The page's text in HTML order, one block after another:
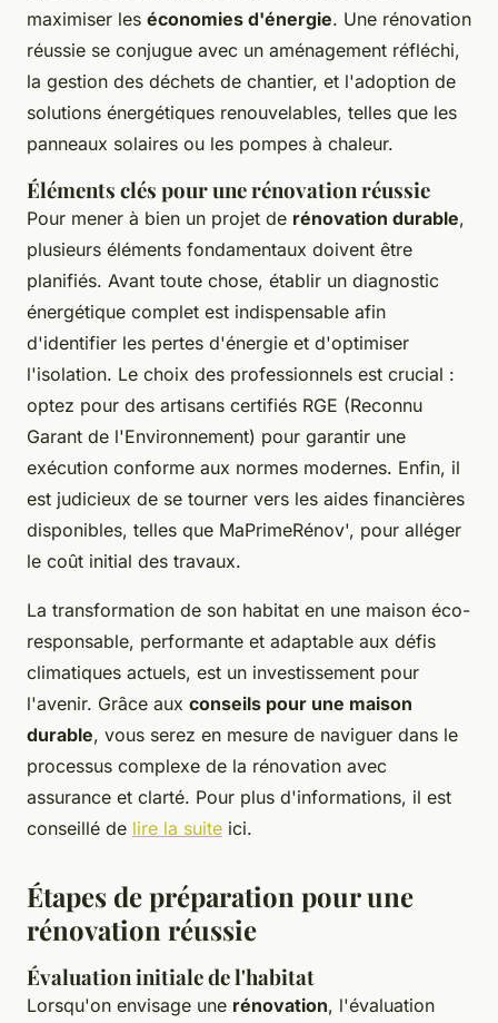
maximiser les économies d'énergie. Une rénovation
réussie se conjugue avec un aménagement réfléchi,
la gestion des déchets de chantier, et l'adoption de
solutions énergétiques renouvelables, telles que les
panneaux solaires ou les pompes à chaleur.
Éléments clés pour une rénovation réussie
Pour mener à bien un projet de rénovation durable,
plusieurs éléments fondamentaux doivent être
planifiés. Avant toute chose, établir un diagnostic
énergétique complet est indispensable afin
d'identifier les pertes d'énergie et d'optimiser
l'isolation. Le choix des professionnels est crucial :
optez pour des artisans certifiés RGE (Reconnu
Garant de l'Environnement) pour garantir une
exécution conforme aux normes modernes. Enfin, il
est judicieux de se tourner vers les aides financières
disponibles, telles que MaPrimeRénov', pour alléger
le coût initial des travaux.
La transformation de son habitat en une maison éco-
responsable, performante et adaptable aux défis
climatiques actuels, est un investissement pour
l'avenir. Grâce aux conseils pour une maison
durable, vous serez en mesure de naviguer dans le
processus complexe de la rénovation avec
assurance et clarté. Pour plus d'informations, il est
conseillé de lire la suite ici.
Étapes de préparation pour une
rénovation réussie
Évaluation initiale de l'habitat
Lorsqu'on envisage une rénovation, l'évaluation